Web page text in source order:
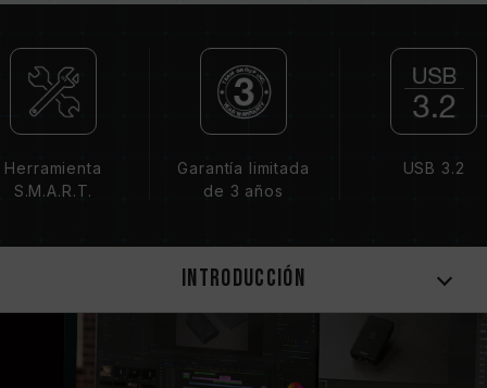
Herramienta
S.M.A.R.T.
Garantía limitada
de 3 años
USB 3.2
Introducción